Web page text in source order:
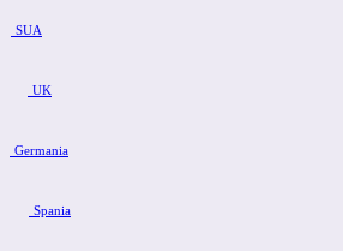
SUA
UK
Germania
Spania